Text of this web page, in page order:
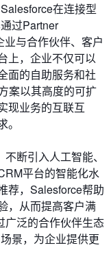
在连接型
过Partner
与合作伙伴、客户
上，企业不仅可以
面的自助服务和社
案以其高度的可扩
现业务的互联互
断引入人工智能、
平台的智能化水
荐，Salesforce帮助
，从而提高客户满
广泛的合作伙伴生态
景，为企业提供更